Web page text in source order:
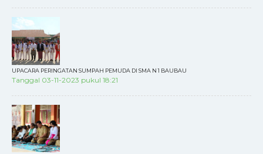
UPACARA PERINGATAN SUMPAH PEMUDA DI SMA N 1 BAUBAU
Tanggal 03-11-2023 pukul 18:21